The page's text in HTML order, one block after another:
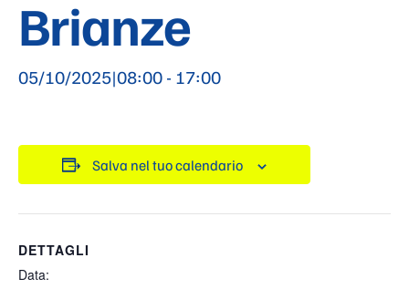
Brianze
05/10/2025|08:00- 17:00
Salva nel tuo calendario
DETTAGLI
Data: